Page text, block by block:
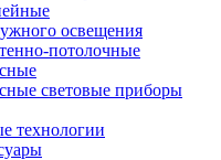
освещения
потолочные
световые приборы
технологии